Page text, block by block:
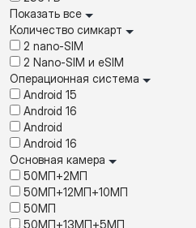
Показать все
Количество симкарт
2 nano-SIM
2 Nano-SIM и eSIM
Операционная система
Android 15
Android 16
Android
Android 16
Основная камера
50МП+2МП
50МП+12МП+10МП
50MП
50МП+13МП+5МП